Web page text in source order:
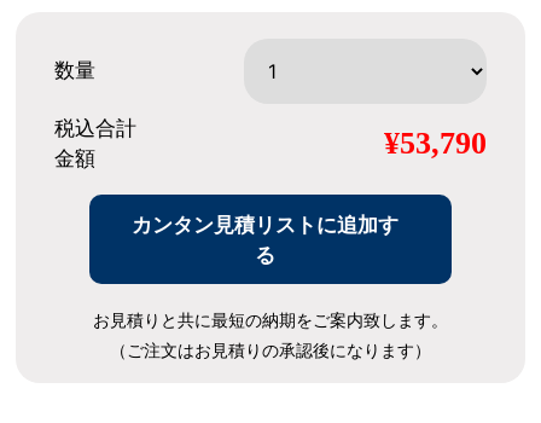
数量
税込合計
金額
¥53,790
カンタン見積リストに追加す
る
お見積りと共に最短の納期をご案内致します。
（ご注文はお見積りの承認後になります）